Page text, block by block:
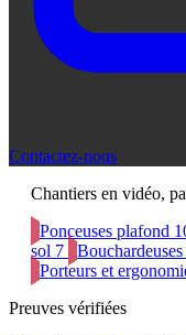
Contactez-nous
Chantiers en vidéo,
Ponceuses plafond
sol 7 Bouchardeuses
Porteurs et
Preuves vérifiées